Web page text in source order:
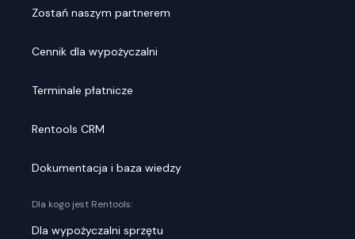
Zostań naszym partnerem
Cennik dla wypożyczalni
Terminale płatnicze
Rentools CRM
Dokumentacja i baza wiedzy
Dla kogo jest Rentools:
Dla wypożyczalni sprzętu